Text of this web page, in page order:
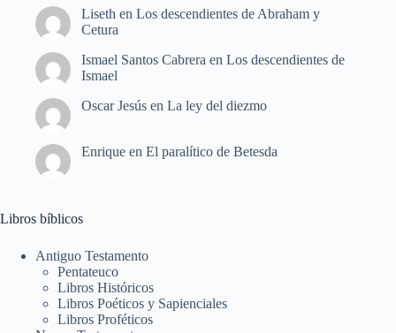
Liseth en Los descendientes de Abraham y
Cetura
Ismael Santos Cabrera en Los descendientes de
Ismael
Oscar Jesús en La ley del diezmo
Enrique en El paralítico de Betesda
Libros bíblicos
Antiguo Testamento
Pentateuco
Libros Históricos
Libros Poéticos y Sapienciales
Libros Proféticos